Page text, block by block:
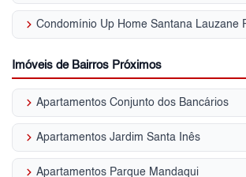
keyboard_arrow_right Condomínio Up Home Santana Lauzane
Imóveis de Bairros Próximos
keyboard_arrow_right Apartamentos Conjunto dos Bancários
keyboard_arrow_right Apartamentos Jardim Santa Inês
keyboard_arrow_right Apartamentos Parque Mandaqui